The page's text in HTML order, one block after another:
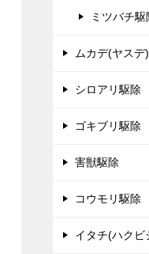
ミツバチ駆
ムカデ(ヤスデ
シロアリ駆除
ゴキブリ駆除
害獣駆除
コウモリ駆除
イタチ(ハクビ